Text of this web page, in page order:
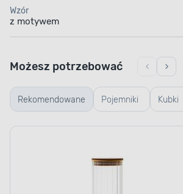
Wzór
z motywem
Rekomendowane Pojemniki
szklane
Kubki
Możesz potrzebować